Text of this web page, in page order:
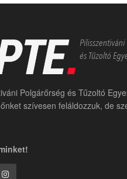
Polgárőrség és Tűzoltó
szívesen feláldozzuk, de